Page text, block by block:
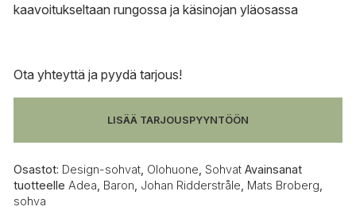
kaavoitukseltaan rungossa ja käsinojan yläosassa
Ota yhteyttä ja pyydä tarjous!
LISÄÄ TARJOUSPYYNTÖÖN
Osastot: Design-sohvat Olohuone Sohvat Avainsanat
tuotteelle Adea Baron Johan Ridderstråle Mats Broberg
sohva